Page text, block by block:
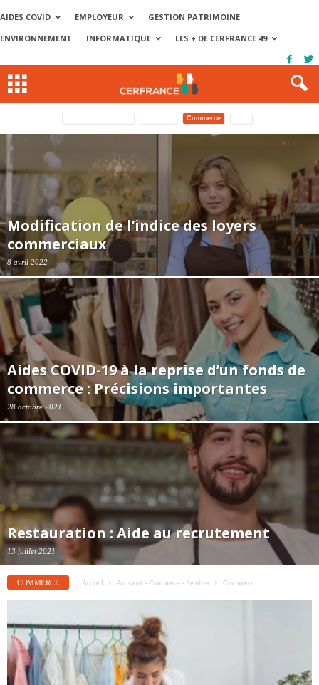
AIDES COVID EMPLOYEUR
GESTION PATRIMOINE
ENVIRONNEMENT
INFORMATIQUE LES + DE CERFRANCE 49
Commerce
Modification de l’indice des loyers
commerciaux
8 avril 2022
Aides COVID-19 à la reprise d’un fonds de
commerce : Précisions importantes
28 octobre 2021
Restauration : Aide au recrutement
13 juillet 2021
COMMERCE Accueil Artisanat - Commerce - Services Commerce